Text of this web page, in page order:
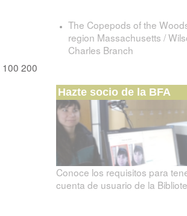
100 200
The Copepods of the
region Massachusetts /
Charles Branch
Hazte socio de la BFA
Conoce los requisitos para
cuenta de usuario de la